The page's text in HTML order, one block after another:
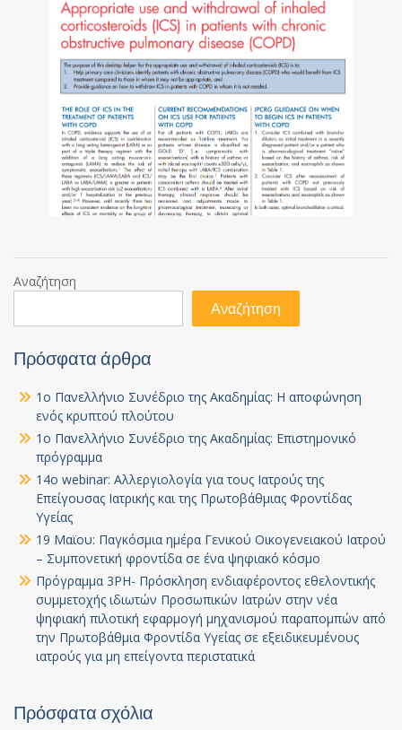
Αναζήτηση
Αναζήτηση
Πρόσφατα άρθρα
1ο Πανελλήνιο Συνέδριο της Ακαδημίας: Η αποφώνηση
ενός κρυπτού πλούτου
1ο Πανελλήνιο Συνέδριο της Ακαδημίας: Επιστημονικό
πρόγραμμα
14ο webinar: Αλλεργιολογία για τους Ιατρούς της
Επείγουσας Ιατρικής και της Πρωτοβάθμιας Φροντίδας
Υγείας
19 Μαϊου: Παγκόσμια ημέρα Γενικού Οικογενειακού Ιατρού
– Συμπονετική φροντίδα σε ένα ψηφιακό κόσμο
Πρόγραμμα 3PH- Πρόσκληση ενδιαφέροντος εθελοντικής
συμμετοχής ιδιωτών Προσωπικών Ιατρών στην νέα
ψηφιακή πιλοτική εφαρμογή μηχανισμού παραπομπών από
την Πρωτοβάθμια Φροντίδα Υγείας σε εξειδικευμένους
ιατρούς για μη επείγοντα περιστατικά
Πρόσφατα σχόλια